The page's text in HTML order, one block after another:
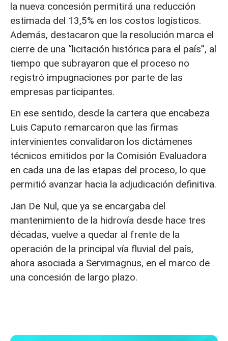
la nueva concesión permitirá una reducción
estimada del 13,5% en los costos logísticos.
Además, destacaron que la resolución marca el
cierre de una “licitación histórica para el país”, al
tiempo que subrayaron que el proceso no
registró impugnaciones por parte de las
empresas participantes.
En ese sentido, desde la cartera que encabeza
Luis Caputo remarcaron que las firmas
intervinientes convalidaron los dictámenes
técnicos emitidos por la Comisión Evaluadora
en cada una de las etapas del proceso, lo que
permitió avanzar hacia la adjudicación definitiva.
Jan De Nul, que ya se encargaba del
mantenimiento de la hidrovía desde hace tres
décadas, vuelve a quedar al frente de la
operación de la principal vía fluvial del país,
ahora asociada a Servimagnus, en el marco de
una concesión de largo plazo.